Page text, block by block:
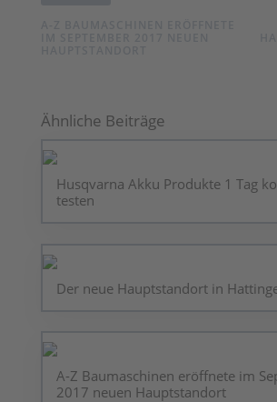
Ähnliche Beiträge
Husqvarna Akku Produkte 1 Tag
testen
Der neue Hauptstandort in
A-Z Baumaschinen eröffnete im
2017 neuen Hauptstandort